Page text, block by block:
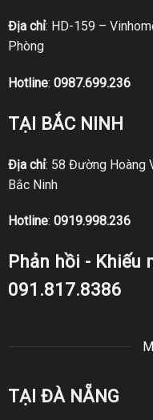
Địa chỉ: HD-159 –
Phòng
Hotline: 0987.699.236
TẠI BẮC NINH
Địa chỉ: 58 Đường Hoàng
Bắc Ninh
Hotline: 0919.998.236
Phản hồi - Khiếu
091.817.8386
TẠI ĐÀ NẴNG